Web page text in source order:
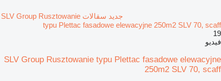
جديد سقالات SLV Group Rusztowanie
typu Plettac fasadowe elewacyjne 250m2 SLV 70, scaff
19
فيديو
SLV Group Rusztowanie typu Plettac fasadowe elewacyjne
250m2 SLV 70, scaff